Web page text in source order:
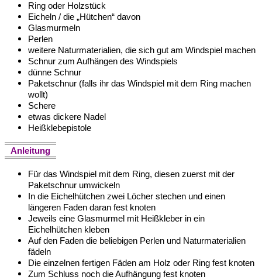
Ring oder Holzstück
Eicheln / die „Hütchen“ davon
Glasmurmeln
Perlen
weitere Naturmaterialien, die sich gut am Windspiel machen
Schnur zum Aufhängen des Windspiels
dünne Schnur
Paketschnur (falls ihr das Windspiel mit dem Ring machen
wollt)
Schere
etwas dickere Nadel
Heißklebepistole
Anleitung
Für das Windspiel mit dem Ring, diesen zuerst mit der
Paketschnur umwickeln
In die Eichelhütchen zwei Löcher stechen und einen
längeren Faden daran fest knoten
Jeweils eine Glasmurmel mit Heißkleber in ein
Eichelhütchen kleben
Auf den Faden die beliebigen Perlen und Naturmaterialien
fädeln
Die einzelnen fertigen Fäden am Holz oder Ring fest knoten
Zum Schluss noch die Aufhängung fest knoten